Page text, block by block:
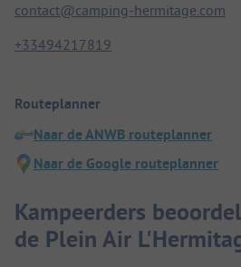
contact@camping-hermitage.com
+33494217819
Routeplanner
Naar de ANWB routeplanner
Naar de Google routeplanner
Kampeerders
de Plein Air